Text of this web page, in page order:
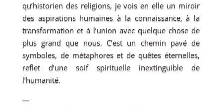
qu’historien des religions, je vois en elle un miroir
des aspirations humaines à la connaissance, à la
transformation et à l’union avec quelque chose de
plus grand que nous. C’est un chemin pavé de
symboles, de métaphores et de quêtes éternelles,
reflet d’une soif spirituelle inextinguible de
l’humanité.
—